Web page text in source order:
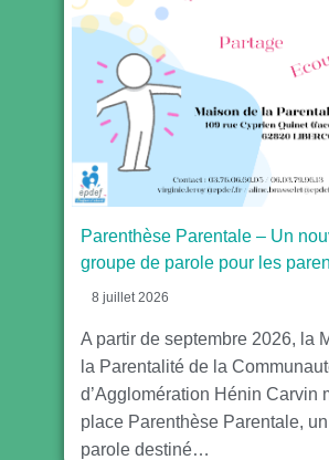
Parenthèse Parentale – Un
groupe de parole pour les
8 juillet 2026
A partir de septembre 2026, la
la Parentalité de la
d’Agglomération Hénin Carvin
place Parenthèse Parentale,
parole destiné…